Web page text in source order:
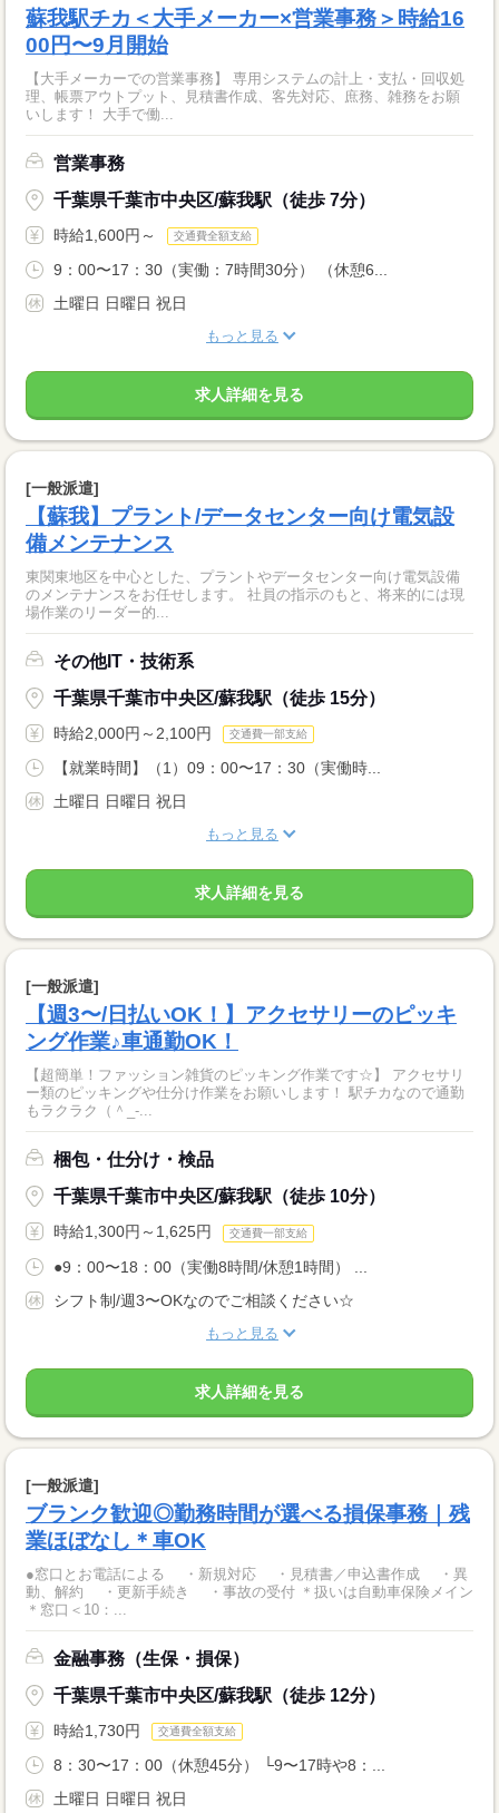
蘇我駅チカ＜大手メーカー×営業事務＞時給16
00円〜9月開始
【大手メーカーでの営業事務】 専用システムの計上・支払・回収処
理、帳票アウトプット、見積書作成、客先対応、庶務、雑務をお願
いします！ 大手で働...
営業事務
千葉県千葉市中央区/蘇我駅（徒歩 7分）
時給1,600円～ 交通費全額支給
9：00〜17：30（実働：7時間30分） （休憩6...
土曜日 日曜日 祝日
もっと見る
求人詳細を見る
[一般派遣]
【蘇我】プラント/データセンター向け電気設
備メンテナンス
東関東地区を中心とした、プラントやデータセンター向け電気設備
のメンテナンスをお任せします。 社員の指示のもと、将来的には現
場作業のリーダー的...
その他IT・技術系
千葉県千葉市中央区/蘇我駅（徒歩 15分）
時給2,000円～2,100円 交通費一部支給
【就業時間】（1）09：00〜17：30（実働時...
土曜日 日曜日 祝日
もっと見る
求人詳細を見る
[一般派遣]
【週3〜/日払いOK！】アクセサリーのピッキ
ング作業♪車通勤OK！
【超簡単！ファッション雑貨のピッキング作業です☆】 アクセサリ
ー類のピッキングや仕分け作業をお願いします！ 駅チカなので通勤
もラクラク（＾_-...
梱包・仕分け・検品
千葉県千葉市中央区/蘇我駅（徒歩 10分）
時給1,300円～1,625円 交通費一部支給
●9：00〜18：00（実働8時間/休憩1時間） ...
シフト制/週3〜OKなのでご相談ください☆
もっと見る
求人詳細を見る
[一般派遣]
ブランク歓迎◎勤務時間が選べる損保事務｜残
業ほぼなし＊車OK
●窓口とお電話による ・新規対応 ・見積書／申込書作成 ・異
動、解約 ・更新手続き ・事故の受付 ＊扱いは自動車保険メイン
＊窓口＜10：...
金融事務（生保・損保）
千葉県千葉市中央区/蘇我駅（徒歩 12分）
時給1,730円 交通費全額支給
8：30〜17：00（休憩45分） └9〜17時や8：...
土曜日 日曜日 祝日